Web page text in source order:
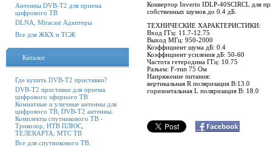
Антенны DVB-T2 для приема
цифрового ТВ
DLNA, Miracast Адаптеры
Все для ЖКХ и ТСЖ
Каталог
Где купить DVB-T2 приставки?
DVB-T2 приставки для приема
цифрового эфирного ТВ
Комнатные и уличные антенны для
цифрового ТВ, DVB-T2 антенны.
Комплекты спутникового ТВ -
Триколор, НТВ ПЛЮС,
ТЕЛЕКАРТА, МТС ТВ
Все для спутникового ТВ.
Конвертор Inverto IDLP-40SCIRCL для
собственных шумов до 0.4 дБ.
ТЕХНИЧЕСКИЕ ХАРАКТЕРИСТИКИ:
Вход ГГц: 11.7-12.75
Выход МГц: 950-2000
Коэффициент шума дБ: 0.4
Коэффициент усиления дБ: 50-60
Частота гетеродина ГГц: 10.75
Разъем: F-тип 75 Ом
Напряжение питания:
вертикальная R поляризация В:13.0
горизонтальная L поляризация В: 18.0